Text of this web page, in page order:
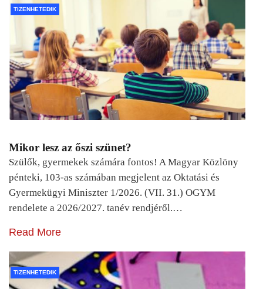
TIZENHETEDIK
Mikor lesz az őszi szünet?
Szülők, gyermekek számára fontos! A Magyar Közlöny
pénteki, 103-as számában megjelent az Oktatási és
Gyermekügyi Miniszter 1/2026. (VII. 31.) OGYM
rendelete a 2026/2027. tanév rendjéről.…
Read More
TIZENHETEDIK